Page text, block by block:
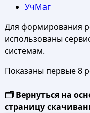
УчМаг
Для формирования
использованы
системам.
Показаны первые 8
🗂️ Вернуться на
страницу